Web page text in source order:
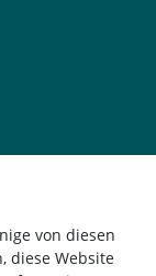
von diesen
diese Website